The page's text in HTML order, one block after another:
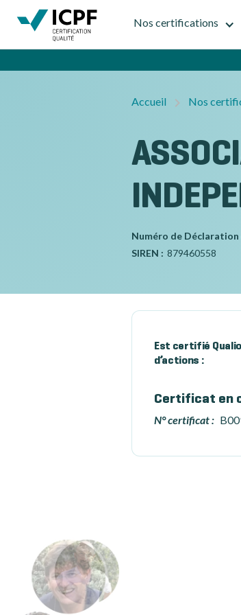
Nos certifications
Accueil Nos
Numéro de
SIREN : 879460558
Est certifié
d’actions :
Certificat en
N° certificat :